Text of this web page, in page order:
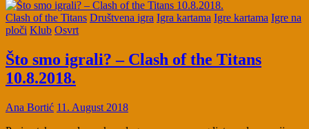
Clash of the Titans Društvena igra Igra kartama Igre kartama Igre na
ploči Klub Osvrt
Što smo igrali? – Clash of the Titans
10.8.2018.
Ana Bortić 11. August 2018